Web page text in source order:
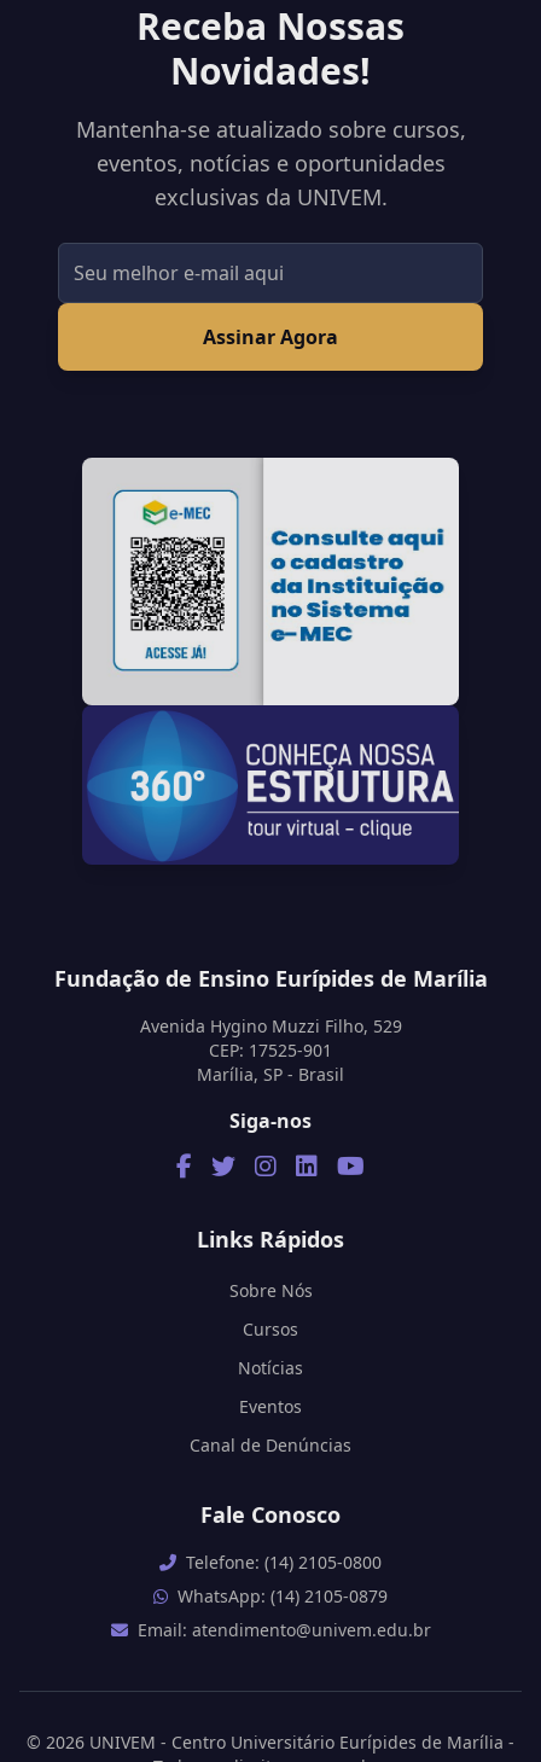
Receba Nossas
Novidades!
Mantenha-se atualizado sobre cursos,
eventos, notícias e oportunidades
exclusivas da UNIVEM.
Assinar Agora
Fundação de Ensino Eurípides de Marília
Avenida Hygino Muzzi Filho, 529
CEP: 17525-901
Marília, SP - Brasil
Siga-nos
Links Rápidos
Sobre Nós
Cursos
Notícias
Eventos
Canal de Denúncias
Fale Conosco
Telefone: (14) 2105-0800
WhatsApp: (14) 2105-0879
Email: atendimento@univem.edu.br
© 2026 UNIVEM - Centro Universitário Eurípides de Marília -